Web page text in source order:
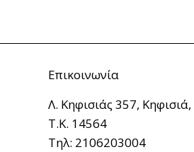
Επικοινωνία
Λ. Κηφισιάς 357,
Τ.Κ. 14564
Τηλ: 2106203004